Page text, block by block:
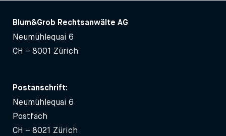
Blum&Grob Rechtsanwälte AG
Neumühlequai 6
CH – 8001 Zürich
Postanschrift:
Neumühlequai 6
Postfach
CH – 8021 Zürich